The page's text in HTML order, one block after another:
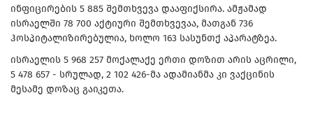
ინფიცირების 5 885 შემთხვევა დააფიქსირა. ამჟამად
ისრაელში 78 700 აქტიური შემთხვევაა, მათგან 736
ჰოსპიტალიზირებულია, ხოლო 163 სასუნთქ აპარატზეა.
ისრაელის 5 968 257 მოქალაქე ერთი დოზით არის აცრილი,
5 478 657 - სრულად, 2 102 426-მა ადამიანმა კი ვაქცინის
მესამე დოზაც გაიკეთა.